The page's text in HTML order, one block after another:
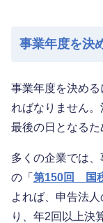
事業年度を決
事業年度を決め
ればなりません
最後の日となるた
多くの企業では
の「 第150回 国
よれば、申告法
り、年2回以上決